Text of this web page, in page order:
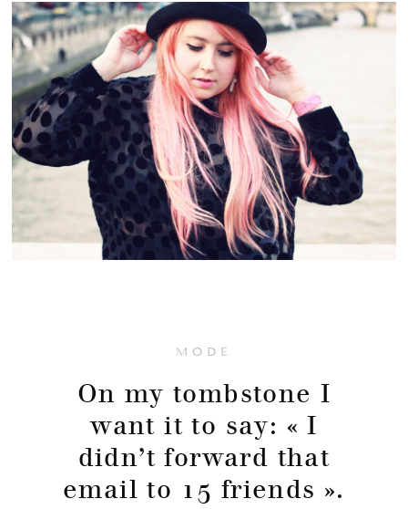
MODE
On my tombstone I
want it to say: « I
didn’t forward that
email to 15 friends ».